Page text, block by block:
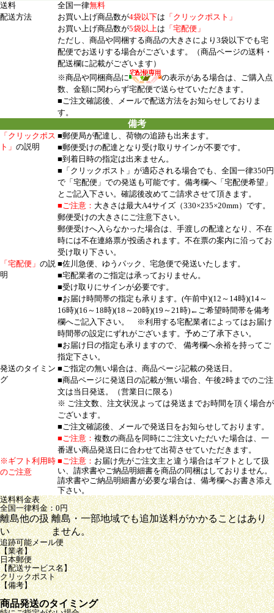
送料 全国一律無料
配送方法
お買い上げ商品数が4袋以下は 「クリックポスト」
お買い上げ商品数が5袋以上は 「宅配便」
ただし、商品や同梱する商品の大きさにより3袋以下でも宅
配便でお送りする場合がございます。（商品ページの送料・
配送欄に記載がございます）
※商品や同梱商品に
の表示がある場合は、ご購入点
数、金額に関わらず宅配便で送らせていただきます。
■ご注文確認後、メールで配送方法をお知らせしておりま
す。
備考
「クリックポス
ト」 の説明
■郵便局が配達し、荷物の追跡も出来ます。
■郵便受けの配達となり受け取りサインが不要です。
■到着日時の指定は出来ません。
■「クリックポスト」が適応される場合でも、全国一律350円
で「宅配便」での発送も可能です。備考欄へ「宅配便希望」
とご記入下さい。確認後改めてご請求させて頂きます。
■ご注意： 大きさは最大A4サイズ（330×235×20mm）です。
郵便受けの大きさにご注意下さい。
郵便受けへ入らなかった場合は、手渡しの配達となり、不在
時には不在連絡票が投函されます。不在票の案内に沿ってお
受け取り下さい。
「宅配便」 の説
明
■佐川急便、ゆうパック、宅急便で発送いたします。
■宅配業者のご指定は承っておりません。
■受け取りにサインが必要です。
■お届け時間帯の指定も承ります。(午前中)(12～14時)(14～
16時)(16～18時)(18～20時)(19～21時)←ご希望時間帯を備考
欄へご記入下さい。 ※利用する宅配業者によってはお届け
時間帯の設定にずれがございます。予めご了承下さい。
■お届け日の指定も承りますので、 備考欄へ余裕を持ってご
指定下さい。
発送のタイミン
グ
■ご指定の無い場合は、商品ページ記載の発送日。
■商品ページに発送日の記載が無い場合、午後2時までのご注
文は当日発送。（営業日に限る）
※ ご注文数、注文状況よっては発送までお時間を頂く場合が
ございます。
■ご注文確認後、メールで発送日をお知らせしております。
■ご注意： 複数の商品を同時にご注文いただいた場合は、一
番遅い商品発送日に合わせて出荷させていただきます。
※ギフト利用時
のご注意
■ご注意： お届け先がご注文主と違う場合はギフトとして扱
い、請求書やご納品明細書を商品の同梱はしておりません。
請求書やご納品明細書が必要な場合は、備考欄へお書き添え
下さい。
送料料金表
全国一律料金：0円
離島他の扱
い
離島・一部地域でも追加送料がかかることはあり
ません。
追跡可能メール便
【業者】
日本郵便
【配送サービス名】
クリックポスト
【備考】
商品発送のタイミング